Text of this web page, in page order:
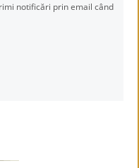
notificări prin email când